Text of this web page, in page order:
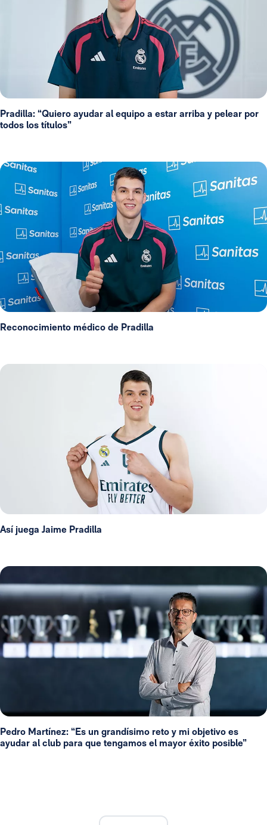
Pradilla: “Quiero ayudar al equipo a estar arriba y pelear por
todos los títulos”
Reconocimiento médico de Pradilla
Así juega Jaime Pradilla
Pedro Martínez: “Es un grandísimo reto y mi objetivo es
ayudar al club para que tengamos el mayor éxito posible”